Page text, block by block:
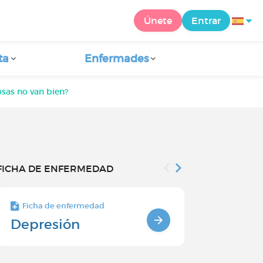
Únete Entrar
Enfermades
no van bien?
DE ENFERMEDAD
Ficha de enfermedad
Depresión